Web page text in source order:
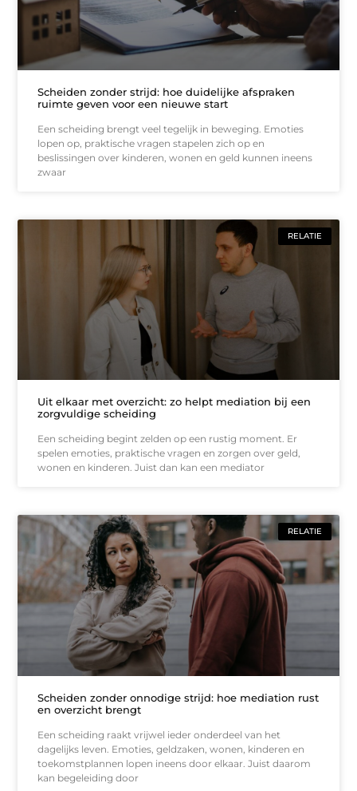
Scheiden zonder strijd: hoe duidelijke afspraken
ruimte geven voor een nieuwe start
Een scheiding brengt veel tegelijk in beweging. Emoties
lopen op, praktische vragen stapelen zich op en
beslissingen over kinderen, wonen en geld kunnen ineens
zwaar
RELATIE
Uit elkaar met overzicht: zo helpt mediation bij een
zorgvuldige scheiding
Een scheiding begint zelden op een rustig moment. Er
spelen emoties, praktische vragen en zorgen over geld,
wonen en kinderen. Juist dan kan een mediator
RELATIE
Scheiden zonder onnodige strijd: hoe mediation rust
en overzicht brengt
Een scheiding raakt vrijwel ieder onderdeel van het
dagelijks leven. Emoties, geldzaken, wonen, kinderen en
toekomstplannen lopen ineens door elkaar. Juist daarom
kan begeleiding door